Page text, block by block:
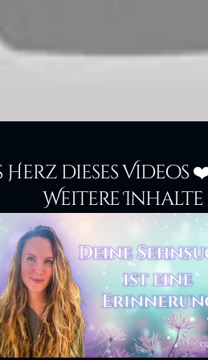
dieses Videos
Weitere Inhalte